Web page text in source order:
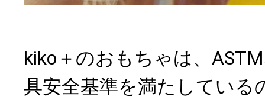
kiko＋のおもちゃは、
具安全基準を満たしている